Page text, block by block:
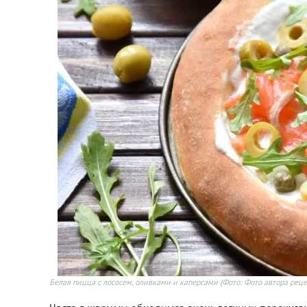
Белая пицца с лососем, оливками и каперсами (Фото: Фото автора